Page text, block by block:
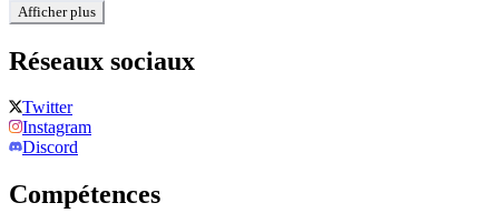
Afficher plus
Réseaux sociaux
Twitter
Instagram
Discord
Compétences